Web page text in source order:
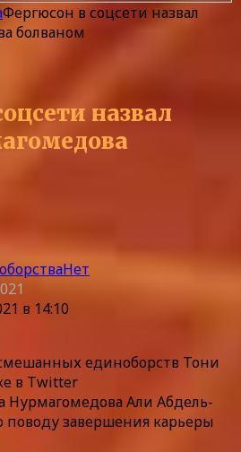
Фергюсон в соцсети назвал
болваном
назвал
Нет
в 14:10
единоборств Тони
в Twitter
Нурмагомедова Али Абдель-
поводу завершения карьеры